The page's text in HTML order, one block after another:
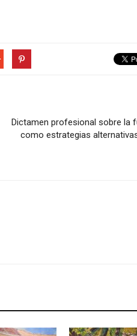
Dictamen profesional sobre la
como estrategias